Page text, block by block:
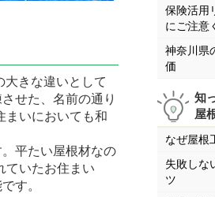
きな違いとして
せた、名前の通り
まいにおいても和
平たい屋根材なの
ていたお住まい
す。
保険活用
にご注意
神奈川県
価
知
屋
なぜ屋根
失敗しな
ツ